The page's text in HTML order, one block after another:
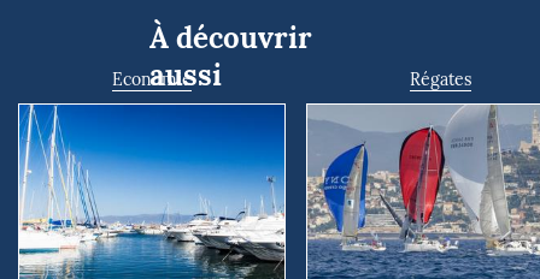
À découvrir
aussi
Economie Régates